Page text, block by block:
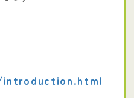
introduction.html